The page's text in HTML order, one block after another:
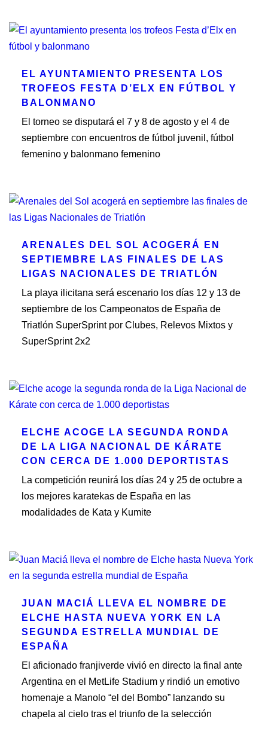
EL AYUNTAMIENTO PRESENTA LOS
TROFEOS FESTA D’ELX EN FÚTBOL Y
BALONMANO
El torneo se disputará el 7 y 8 de agosto y el 4 de
septiembre con encuentros de fútbol juvenil, fútbol
femenino y balonmano femenino
ARENALES DEL SOL ACOGERÁ EN
SEPTIEMBRE LAS FINALES DE LAS
LIGAS NACIONALES DE TRIATLÓN
La playa ilicitana será escenario los días 12 y 13 de
septiembre de los Campeonatos de España de
Triatlón SuperSprint por Clubes, Relevos Mixtos y
SuperSprint 2x2
ELCHE ACOGE LA SEGUNDA RONDA
DE LA LIGA NACIONAL DE KÁRATE
CON CERCA DE 1.000 DEPORTISTAS
La competición reunirá los días 24 y 25 de octubre a
los mejores karatekas de España en las
modalidades de Kata y Kumite
JUAN MACIÁ LLEVA EL NOMBRE DE
ELCHE HASTA NUEVA YORK EN LA
SEGUNDA ESTRELLA MUNDIAL DE
ESPAÑA
El aficionado franjiverde vivió en directo la final ante
Argentina en el MetLife Stadium y rindió un emotivo
homenaje a Manolo “el del Bombo” lanzando su
chapela al cielo tras el triunfo de la selección